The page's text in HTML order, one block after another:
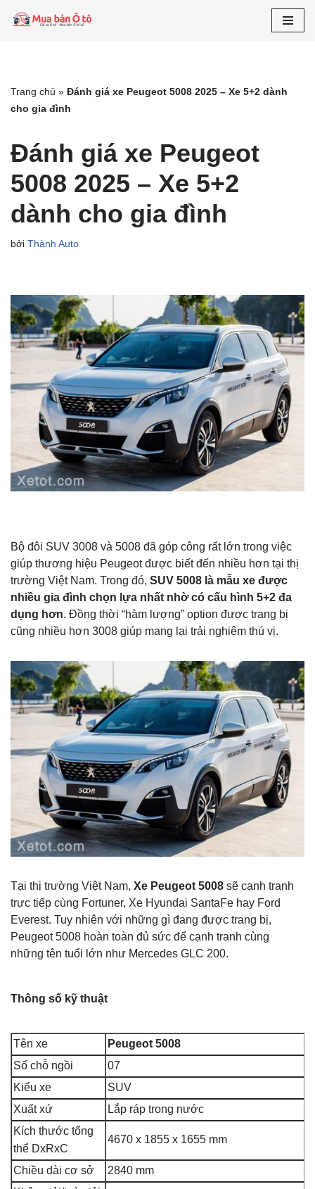
dung
Trang chủ » Đánh giá xe Peugeot 5008 2025 – Xe 5+2 dành
cho gia đình
Đánh giá xe Peugeot
5008 2025 – Xe 5+2
dành cho gia đình
bởi Thành Auto
Bộ đôi SUV 3008 và 5008 đã góp công rất lớn trong việc
giúp thương hiệu Peugeot được biết đến nhiều hơn tại thị
trường Việt Nam. Trong đó, SUV 5008 là mẫu xe được
nhiều gia đình chọn lựa nhất nhờ có cấu hình 5+2 đa
dụng hơn. Đồng thời “hàm lượng” option được trang bị
cũng nhiều hơn 3008 giúp mang lại trải nghiệm thú vị.
Tại thị trường Việt Nam, Xe Peugeot 5008 sẽ cạnh tranh
trực tiếp cùng Fortuner, Xe Hyundai SantaFe hay Ford
Everest. Tuy nhiên với những gì đang được trang bị,
Peugeot 5008 hoàn toàn đủ sức để cạnh tranh cùng
những tên tuổi lớn như Mercedes GLC 200.
Thông số kỹ thuật
Tên xe
Peugeot 5008
Số chỗ ngồi
07
Kiểu xe
SUV
Xuất xứ
Lắp ráp trong nước
Kích thước tổng
thể DxRxC
4670 x 1855 x 1655 mm
Chiều dài cơ sở
2840 mm